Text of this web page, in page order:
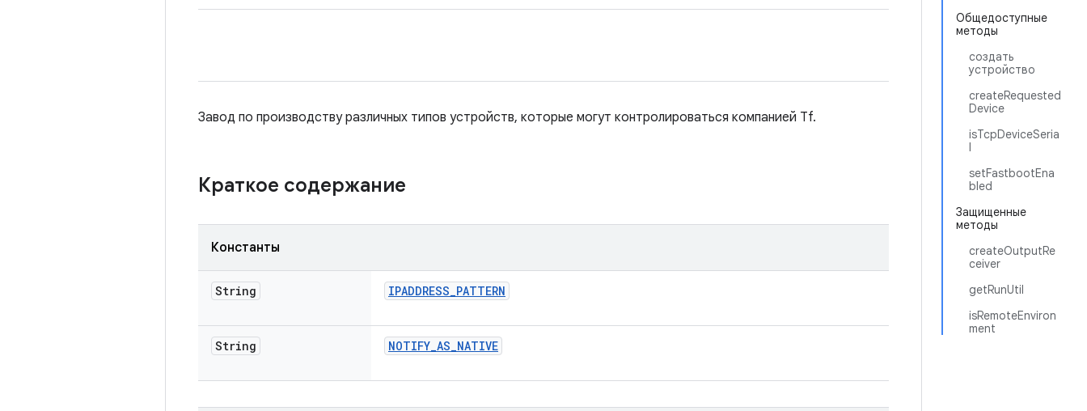
Общедоступные
методы
создать
устройство
createRequested
Device
isTcpDeviceSeria
l
setFastbootEna
bled
Защищенные
методы
createOutputRe
ceiver
getRunUtil
isRemoteEnviron
ment
Завод по производству различных типов устройств, которые могут контролироваться компанией Tf.
Краткое содержание
Константы
String IPADDRESS_PATTERN
String NOTIFY_AS_NATIVE